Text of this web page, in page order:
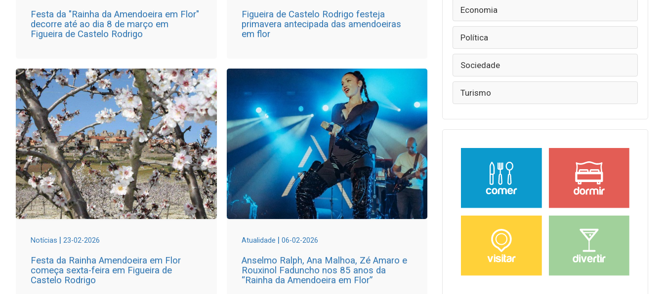
Festa da "Rainha da Amendoeira em Flor"
decorre até ao dia 8 de março em
Figueira de Castelo Rodrigo
Figueira de Castelo Rodrigo festeja
primavera antecipada das amendoeiras
em flor
Notícias | 23-02-2026
Festa da Rainha Amendoeira em Flor
começa sexta-feira em Figueira de
Castelo Rodrigo
Atualidade | 06-02-2026
Anselmo Ralph, Ana Malhoa, Zé Amaro e
Rouxinol Faduncho nos 85 anos da
“Rainha da Amendoeira em Flor”
Economia
Política
Sociedade
Turismo